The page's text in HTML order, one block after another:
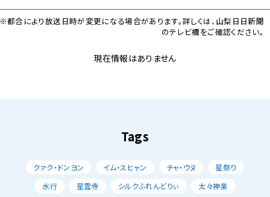
都合により放送日時が変更になる場合があります。詳しくは、山梨日日新聞
のテレビ欄をご確認ください。
現在情報はありません
Tags
クァク・ドンヨン イム・スヒャン チャ・ウヌ
星祭り
水行
星雲寺 シルクふれんどりぃ
太々神楽